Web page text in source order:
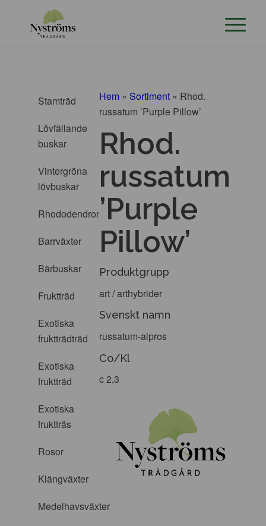
Stamträd
Lövfällande
buskar
Vintergröna
lövbuskar
Rhododendron
Barrväxter
Bärbuskar
Fruktträd
Exotiska
fruktträdträd
Exotiska
fruktträd
Exotiska
fruktträs
Rosor
Klängväxter
Medelhavsväxter
Hem » Sortiment » Rhod.
russatum ’Purple Pillow’
Rhod.
russatum
’Purple
Pillow’
Produktgrupp
art / arthybrider
Svenskt namn
russatum-alpros
Co/Kl
c 2,3